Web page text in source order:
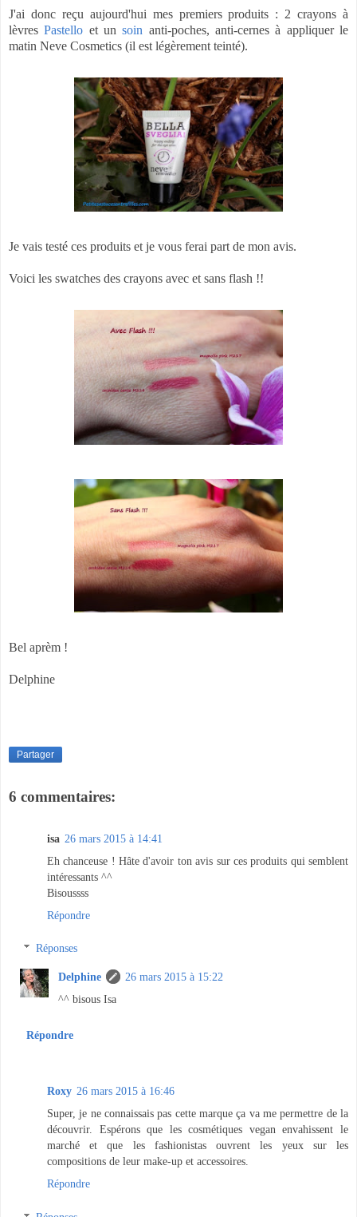
J'ai donc reçu aujourd'hui mes premiers produits : 2 crayons à
lèvresPastello et unsoin anti-poches, anti-cernes à appliquer le
matin Neve Cosmetics (il est légèrement teinté).
Je vais testé ces produits et je vous ferai part de mon avis.
Voici les swatches des crayons avec et sans flash !!
Bel aprèm !
Delphine
Partager
6 commentaires:
isa 26 mars 2015 à 14:41
Eh chanceuse ! Hâte d'avoir ton avis sur ces produits qui semblent
intéressants ^^
Bisoussss
Répondre
Réponses
Delphine
26 mars 2015 à 15:22
^^ bisous Isa
Répondre
Roxy 26 mars 2015 à 16:46
Super, je ne connaissais pas cette marque ça va me permettre de la
découvrir. Espérons que les cosmétiques vegan envahissent le
marché et que les fashionistas ouvrent les yeux sur les
compositions de leur make-up et accessoires.
Répondre